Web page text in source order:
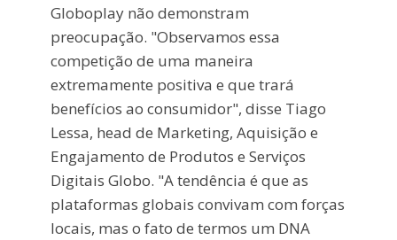
Globoplay não demonstram
preocupação. "Observamos essa
competição de uma maneira
extremamente positiva e que trará
benefícios ao consumidor", disse Tiago
Lessa, head de Marketing, Aquisição e
Engajamento de Produtos e Serviços
Digitais Globo. "A tendência é que as
plataformas globais convivam com forças
locais, mas o fato de termos um DNA